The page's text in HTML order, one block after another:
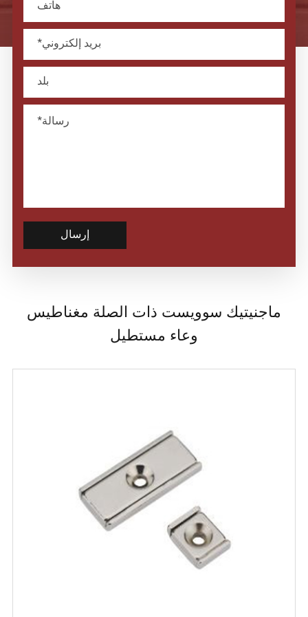
إرسال
ماجنيتيك سوويست ذات الصلة مغناطيس
وعاء مستطيل